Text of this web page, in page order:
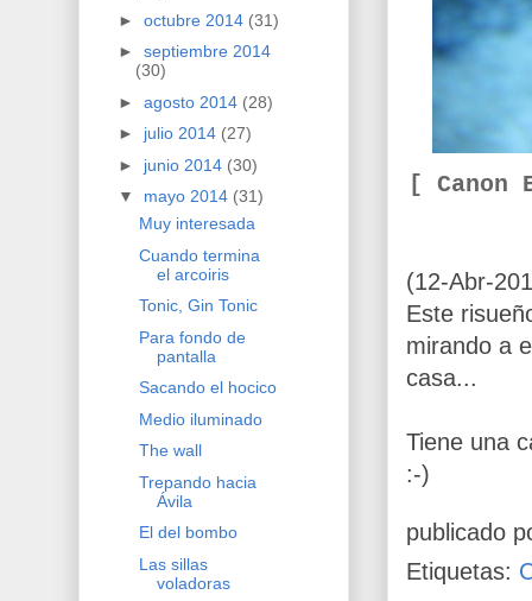
[ Canon
(12-Abr-
Este
mirando a
casa...
Tiene una
:-)
publicado
Etiquetas:
► octubre 2014 (31)
► septiembre 2014
(30)
► agosto 2014 (28)
► julio 2014 (27)
► junio 2014 (30)
▼ mayo 2014 (31)
Muy interesada
Cuando termina
el arcoiris
Tonic, Gin Tonic
Para fondo de
pantalla
Sacando el hocico
Medio iluminado
The wall
Trepando hacia
Ávila
El del bombo
Las sillas
voladoras